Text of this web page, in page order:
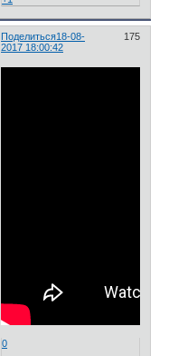
Поделиться 175
18-08-
2017 18:00:42
0